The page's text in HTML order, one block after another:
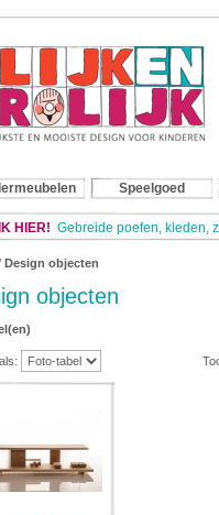
Speelgoed
HIER! Gebreide poefen, kleden,
Design objecten
objecten